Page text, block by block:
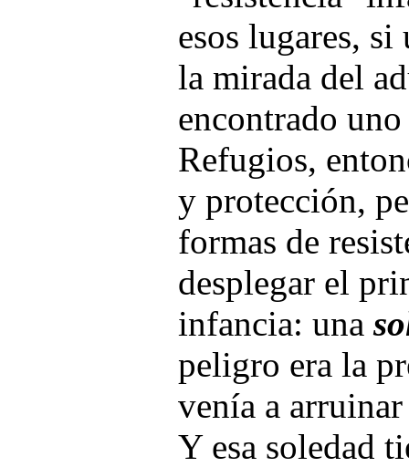
esos lugares,
la mirada del
encontrado
Refugios,
y protección,
formas de
desplegar el
infancia: una
peligro era la
venía a
Y esa soledad